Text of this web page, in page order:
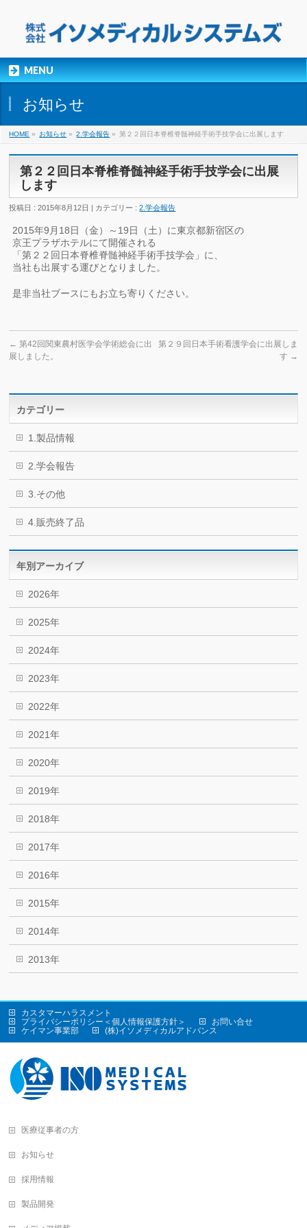
MENU
お知らせ
HOME » お知らせ » 2.学会報告 » 第２２回日本脊椎脊髄神経手術手技学会に出展します
第２２回日本脊椎脊髄神経手術手技学会に出展
します
投稿日 : 2015年8月12日 | カテゴリー :2.学会報告
2015年9月18日（金）～19日（土）に東京都新宿区の
京王プラザホテルにて開催される
「第２２回日本脊椎脊髄神経手術手技学会」に、
当社も出展する運びとなりました。
是非当社ブースにもお立ち寄りください。
← 第42回関東農村医学会学術総会に出
展しました。
第２９回日本手術看護学会に出展しま
す →
カテゴリー
1.製品情報
2.学会報告
3.その他
4.販売終了品
年別アーカイブ
2026年
2025年
2024年
2023年
2022年
2021年
2020年
2019年
2018年
2017年
2016年
2015年
2014年
2013年
カスタマーハラスメント
プライバシーポリシー＜個人情報保護方針＞
お問い合せ
ケイマン事業部
(株)イソメディカルアドバンス
医療従事者の方
お知らせ
採用情報
製品開発